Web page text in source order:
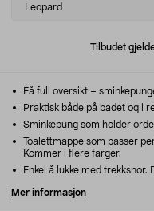
variant
Leopard
Tilbudet
Få full oversikt –
Praktisk både på badet og i
Sminkepung som holder
Toalettmappe som passer
Kommer i flere farger.
Enkel å lukke med
Mer informasjon